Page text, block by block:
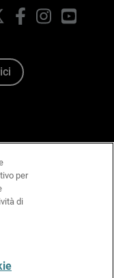
FacebookInstagram
Inc.
per
di